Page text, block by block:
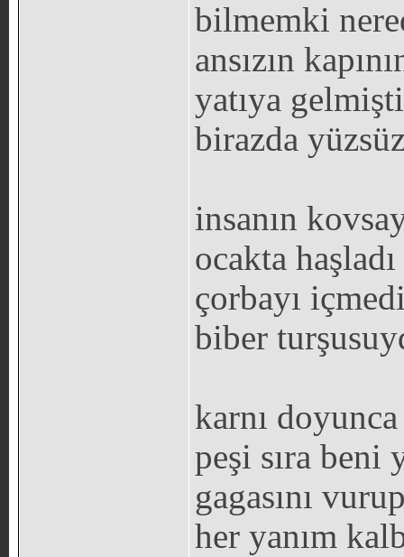
bilmemki
ansızın
yatıya
birazda
insanın
ocakta
çorbayı
biber
karnı
peşi sıra beni
gagasını
her yanım